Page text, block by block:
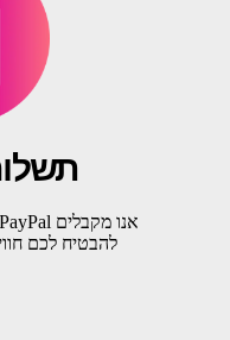
להבטיח לכם